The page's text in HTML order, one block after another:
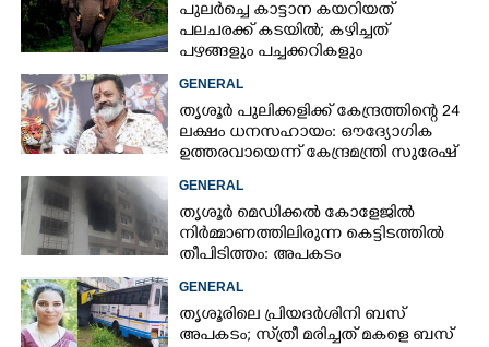
പുലർച്ചെ കാട്ടാന കയറിയത്
പലചരക്ക് കടയിൽ; കഴിച്ചത്
പഴങ്ങളും പച്ചക്കറികളും
GENERAL
തൃശൂർ പുലിക്കളിക്ക് കേന്ദ്രത്തിന്റെ 24
ലക്ഷം ധനസഹായം: ഔദ്യോഗിക
ഉത്തരവായെന്ന് കേന്ദ്രമന്ത്രി സുരേഷ്
ഗോപി
GENERAL
തൃശൂർ മെഡിക്കൽ കോളേജിൽ
നിർമ്മാണത്തിലിരുന്ന കെട്ടിടത്തിൽ
തീപിടിത്തം: അപകടം
മൂന്നാംനിലയിൽ
GENERAL
തൃശൂരിലെ പ്രിയദർശിനി ബസ്
അപകടം; സ്‌ത്രീ മരിച്ചത് മകളെ ബസ്